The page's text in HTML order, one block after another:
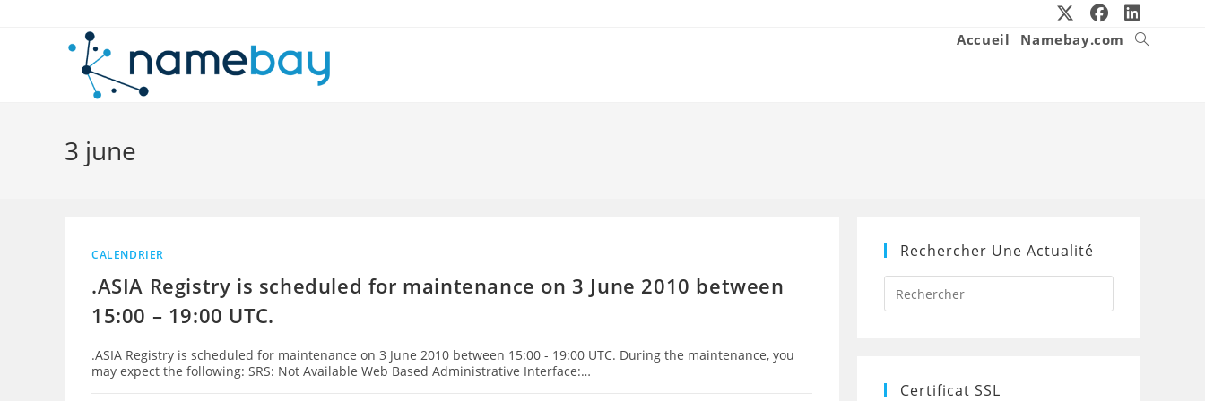
Accueil Namebay.com
Toggle
3 june
CALENDRIER
.ASIA Registry is scheduled for maintenance on 3 June 2010 between
15:00 – 19:00 UTC.
.ASIA Registry is scheduled for maintenance on 3 June 2010 between 15:00 - 19:00 UTC. During the maintenance, you
may expect the following: SRS: Not Available Web Based Administrative Interface:…
Rechercher Une Actualité
Press
to
Certificat SSL